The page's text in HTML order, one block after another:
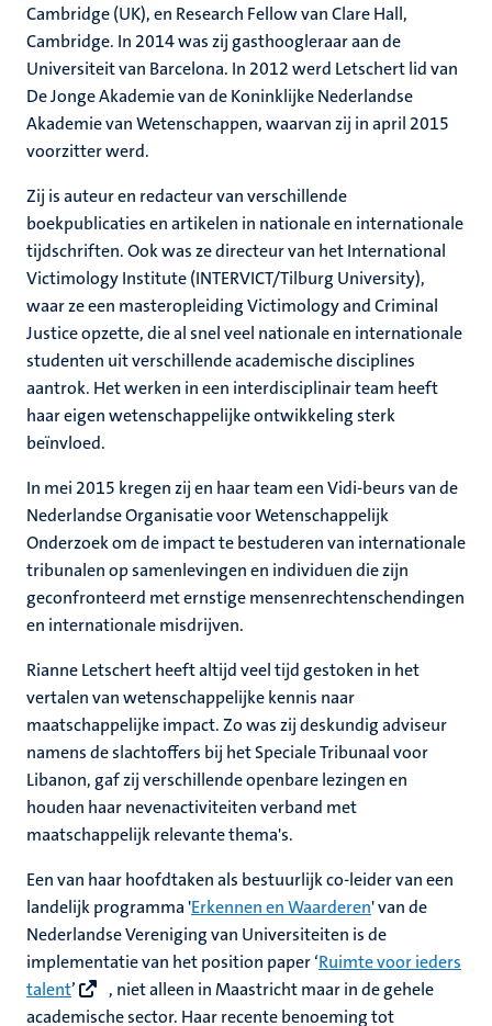
Cambridge (UK), en Research Fellow van Clare Hall,
Cambridge. In 2014 was zij gasthoogleraar aan de
Universiteit van Barcelona. In 2012 werd Letschert lid van
De Jonge Akademie van de Koninklijke Nederlandse
Akademie van Wetenschappen, waarvan zij in april 2015
voorzitter werd.
Zij is auteur en redacteur van verschillende
boekpublicaties en artikelen in nationale en internationale
tijdschriften. Ook was ze directeur van het International
Victimology Institute (INTERVICT/Tilburg University),
waar ze een masteropleiding Victimology and Criminal
Justice opzette, die al snel veel nationale en internationale
studenten uit verschillende academische disciplines
aantrok. Het werken in een interdisciplinair team heeft
haar eigen wetenschappelijke ontwikkeling sterk
beïnvloed.
In mei 2015 kregen zij en haar team een Vidi-beurs van de
Nederlandse Organisatie voor Wetenschappelijk
Onderzoek om de impact te bestuderen van internationale
tribunalen op samenlevingen en individuen die zijn
geconfronteerd met ernstige mensenrechtenschendingen
en internationale misdrijven.
Rianne Letschert heeft altijd veel tijd gestoken in het
vertalen van wetenschappelijke kennis naar
maatschappelijke impact. Zo was zij deskundig adviseur
namens de slachtoffers bij het Speciale Tribunaal voor
Libanon, gaf zij verschillende openbare lezingen en
houden haar nevenactiviteiten verband met
maatschappelijk relevante thema's.
Een van haar hoofdtaken als bestuurlijk co-leider van een
landelijk programma 'Erkennen en Waarderen' van de
Nederlandse Vereniging van Universiteiten is de
implementatie van het position paper ‘Ruimte voor ieders
talent’
, niet alleen in Maastricht maar in de gehele
academische sector. Haar recente benoeming tot